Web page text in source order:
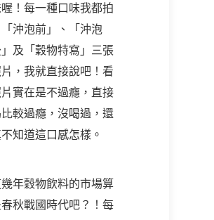
！每一種口味我都拍
沖泡前」、「沖泡
及「穀物特寫」三張
，我就直接說吧！看
實在是不過癮，直接
較過癮，沒喝過，還
知道這口感怎樣。
年穀物飲料的市場算
秋戰國時代吧？！每